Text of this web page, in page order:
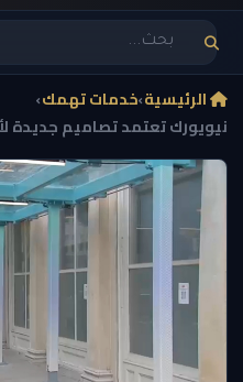
الرئيسية›خدمات تهمك›
نيويورك تعتمد تصاميم جديدة